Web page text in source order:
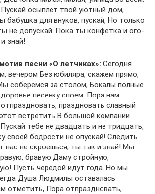
осыплет твой уютный дом,
бабушка для внуков, пускай, Но только
не допускай. Пока ты конфетка и ого-
знай!
песни «О летчиках»: Сегодня
вечером Без юбиляра, скажем прямо,
соберемся за столом, Бокалы полные
песенку споем: Пора нам
праздновать славный
встретить В большой компании
тебе не двадцать и не тридцать,
своей бодрости не опускай! Следить
нас не скроешься, ты так и знай! Мы
бравую Даму стройную,
Пусть чередой идут года, Но мы
Душа Людмилы оставалась
отметить, Пора отпраздновать,